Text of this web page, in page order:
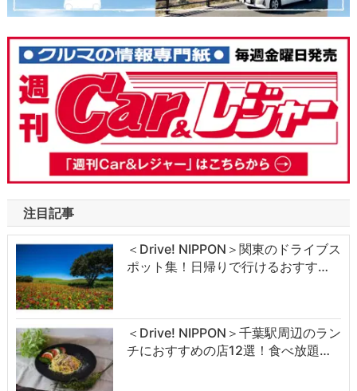
注目記事
＜Drive! NIPPON＞関東のドライブス
ポット集！日帰りで行けるおすす…
＜Drive! NIPPON＞千葉駅周辺のラン
チにおすすめの店12選！食べ放題…